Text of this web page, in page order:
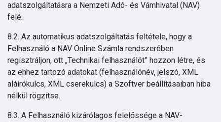
adatszolgáltatásra a Nemzeti Adó- és Vámhivatal (NAV)
felé.
8.2. Az automatikus adatszolgáltatás feltétele, hogy a
Felhasználó a NAV Online Számla rendszerében
regisztráljon, ott „Technikai felhasználót” hozzon létre, és
az ehhez tartozó adatokat (felhasználónév, jelszó, XML
aláírókulcs, XML cserekulcs) a Szoftver beállításaiban hiba
nélkül rögzítse.
8.3. A Felhasználó kizárólagos felelőssége a NAV-